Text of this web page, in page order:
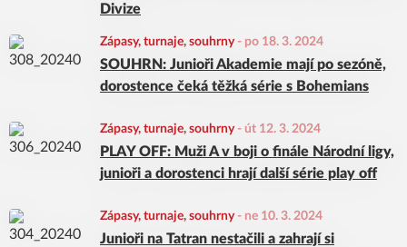
Divize
Zápasy, turnaje, souhrny - po 18. 3. 2024
SOUHRN: Junioři Akademie mají po sezóně,
dorostence čeká těžká série s Bohemians
Zápasy, turnaje, souhrny - út 12. 3. 2024
PLAY OFF: Muži A v boji o finále Národní ligy,
junioři a dorostenci hrají další série play off
Zápasy, turnaje, souhrny - ne 10. 3. 2024
Junioři na Tatran nestačili a zahrají si